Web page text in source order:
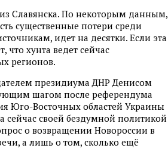
Славянска. По некоторым данным,
существенные потери среди
идет на десятки. Если эта
что хунта ведет сейчас
регионов.
президиума ДНР Денисом
шагом после референдума
Юго-Восточных областей Украины
сейчас своей бездумной политикой
о возвращении Новороссии в
а лишь о том, сколько ещё